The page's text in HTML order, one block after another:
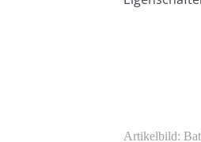
Artikelbild: